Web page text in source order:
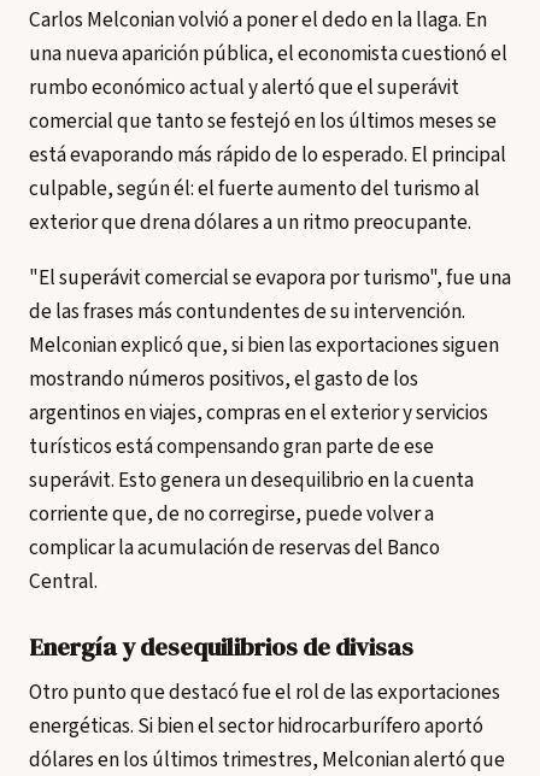
Carlos Melconian volvió a poner el dedo en la llaga. En
una nueva aparición pública, el economista cuestionó el
rumbo económico actual y alertó que el superávit
comercial que tanto se festejó en los últimos meses se
está evaporando más rápido de lo esperado. El principal
culpable, según él: el fuerte aumento del turismo al
exterior que drena dólares a un ritmo preocupante.
"El superávit comercial se evapora por turismo", fue una
de las frases más contundentes de su intervención.
Melconian explicó que, si bien las exportaciones siguen
mostrando números positivos, el gasto de los
argentinos en viajes, compras en el exterior y servicios
turísticos está compensando gran parte de ese
superávit. Esto genera un desequilibrio en la cuenta
corriente que, de no corregirse, puede volver a
complicar la acumulación de reservas del Banco
Central.
Energía y desequilibrios de divisas
Otro punto que destacó fue el rol de las exportaciones
energéticas. Si bien el sector hidrocarburífero aportó
dólares en los últimos trimestres, Melconian alertó que